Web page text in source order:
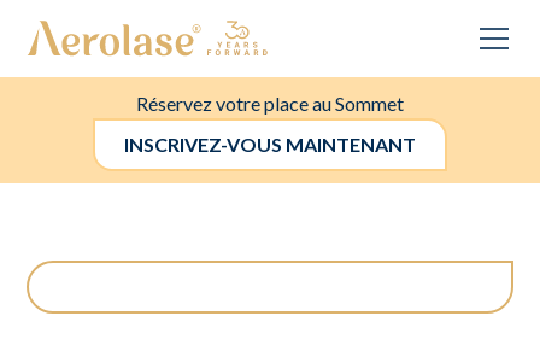
Réservez votre place au Sommet
INSCRIVEZ-VOUS MAINTENANT